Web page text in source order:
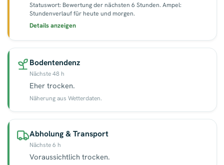
Statuswort: Bewertung der nächsten 6 Stunden. Ampel:
Stundenverlauf für heute und morgen.
Details anzeigen
Bodentendenz
Nächste 48 h
Eher trocken.
Näherung aus Wetterdaten.
Abholung & Transport
Nächste 6 h
Voraussichtlich trocken.